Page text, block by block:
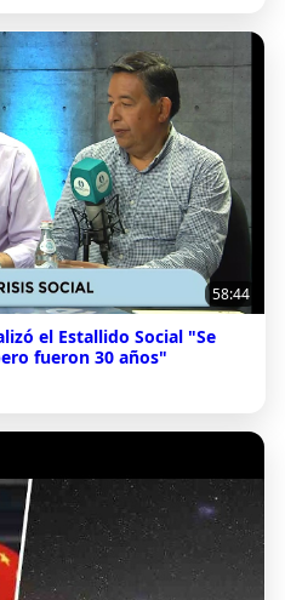
58:44
el Estallido Social "Se
fueron 30 años"